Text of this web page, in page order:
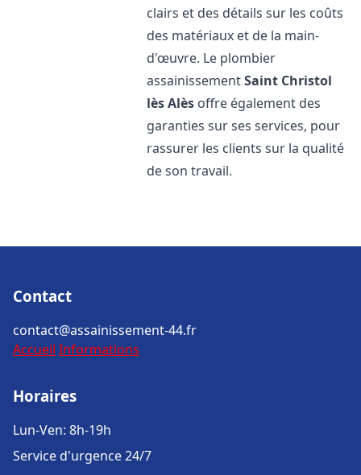
clairs et des détails sur les coûts
des matériaux et de la main-
d'œuvre. Le plombier
assainissementSaint Christol
lès Alès offre également des
garanties sur ses services, pour
rassurer les clients sur la qualité
de son travail.
Contact
contact@assainissement-44.fr
Accueil Informations
Horaires
Lun-Ven: 8h-19h
Service d'urgence 24/7